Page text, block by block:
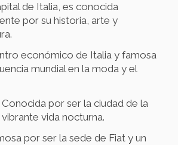
de Italia, es conocida
por su historia, arte y
económico de Italia y famosa
mundial en la moda y el
Conocida por ser la ciudad de la
vida nocturna.
por ser la sede de Fiat y un